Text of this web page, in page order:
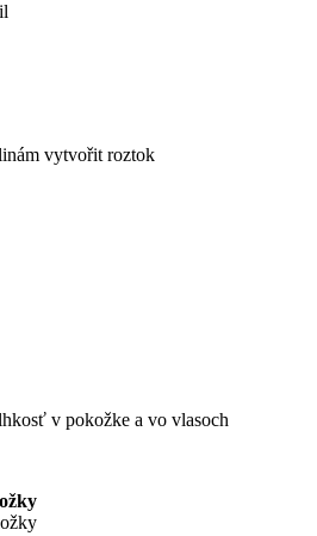
vytvořit roztok
v pokožke a vo vlasoch